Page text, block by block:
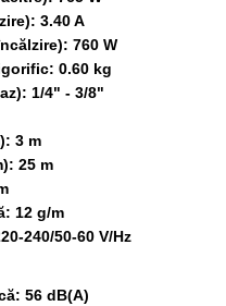
3.40 A
760 W
0.60 kg
1/4" - 3/8"
3 m
25 m
12 g/m
240/50-60 V/Hz
56 dB(A)